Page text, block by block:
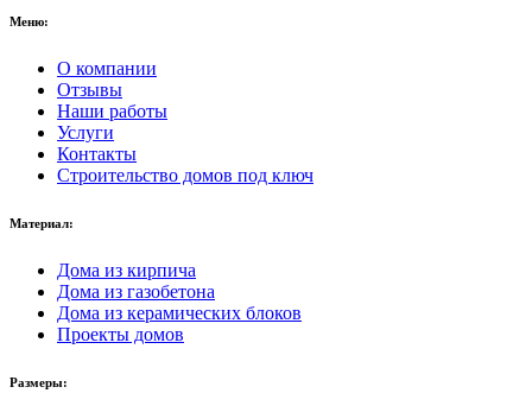
Меню:
О компании
Отзывы
Наши работы
Услуги
Контакты
Строительство домов под ключ
Материал:
Дома из кирпича
Дома из газобетона
Дома из керамических блоков
Проекты домов
Размеры: